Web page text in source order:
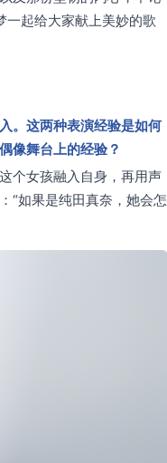
起给大家献上美妙的歌
。这两种表演经验是如何
像舞台上的经验？
个女孩融入自身，再用声
“如果是纯田真奈，她会怎